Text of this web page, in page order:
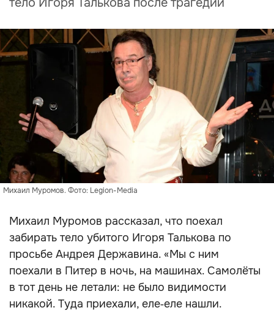
Михаил Муромов. Фото: Legion-Media
Михаил Муромов рассказал, что поехал
забирать тело убитого Игоря Талькова по
просьбе Андрея Державина. «Мы с ним
поехали в Питер в ночь, на машинах. Самолёты
в тот день не летали: не было видимости
никакой. Туда приехали, еле‑еле нашли.